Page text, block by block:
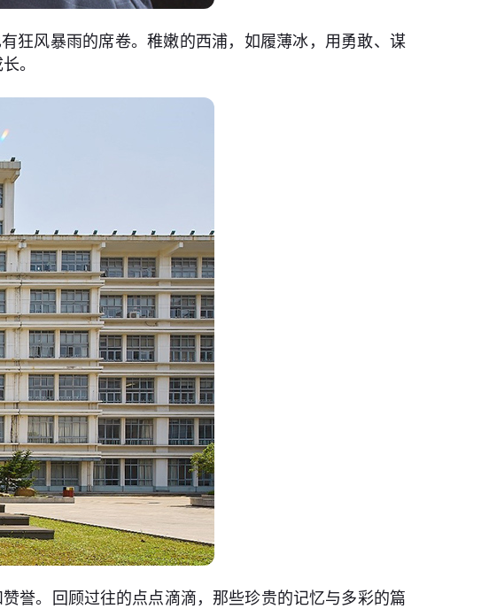
狂风暴雨的席卷。稚嫩的西浦，如履薄冰，用勇敢、谋
。
誉。回顾过往的点点滴滴，那些珍贵的记忆与多彩的篇